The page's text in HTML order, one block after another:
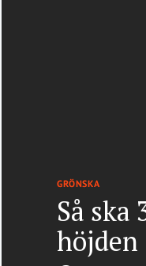
GRÖNSKA
Så ska
höjden